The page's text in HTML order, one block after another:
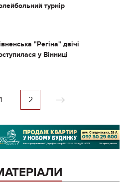
турнір
"Регіна" двічі
у Вінниці
1 2